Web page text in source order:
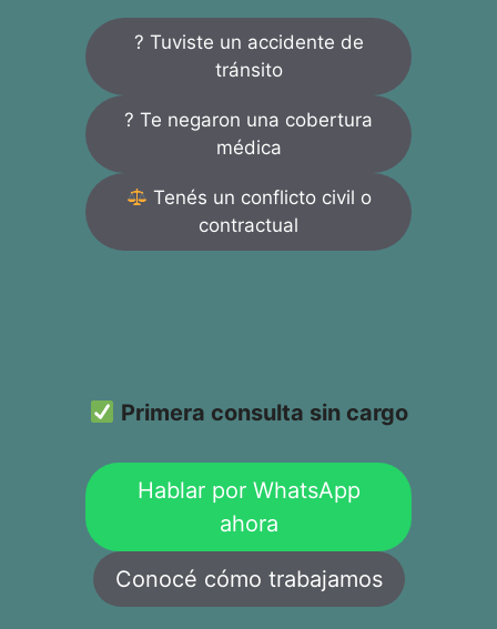
? Tuviste un accidente de
tránsito
? Te negaron una cobertura
médica
Tenés un conflicto civil o
contractual
Primera consulta sin cargo
Hablar por WhatsApp
ahora
Conocé cómo trabajamos